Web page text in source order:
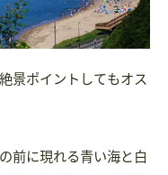
景ポイントしてもオス
前に現れる青い海と白